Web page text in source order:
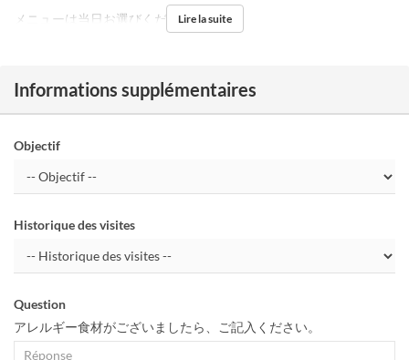
メニューは当日お選びください。Lire la suite
Informations supplémentaires
Objectif
Historique des visites
Question
アレルギー食材がございましたら、ご記入ください。